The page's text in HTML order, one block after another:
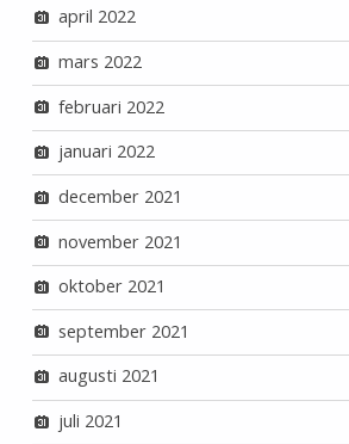
april 2022
mars 2022
februari 2022
januari 2022
december 2021
november 2021
oktober 2021
september 2021
augusti 2021
juli 2021